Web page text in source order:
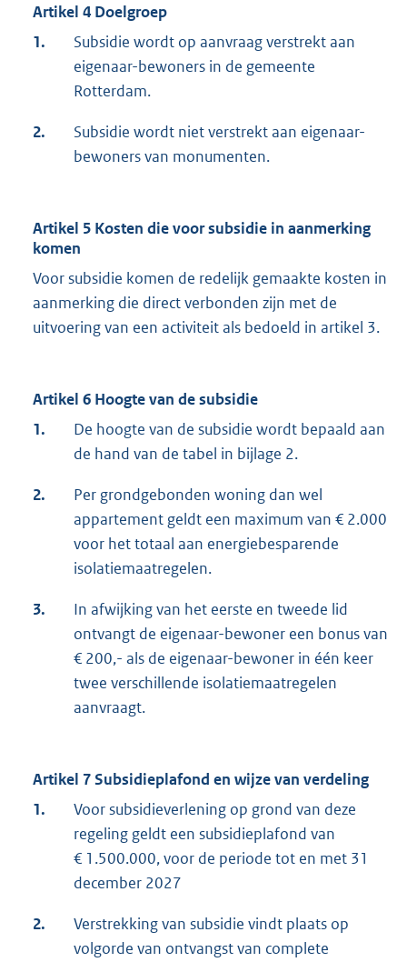
Artikel 4 Doelgroep
1.
Subsidie wordt op aanvraag verstrekt aan
eigenaar-bewoners in de gemeente
Rotterdam.
2.
Subsidie wordt niet verstrekt aan eigenaar-
bewoners van monumenten.
Artikel 5 Kosten die voor subsidie in aanmerking
komen
Voor subsidie komen de redelijk gemaakte kosten in
aanmerking die direct verbonden zijn met de
uitvoering van een activiteit als bedoeld in artikel 3.
Artikel 6 Hoogte van de subsidie
1.
De hoogte van de subsidie wordt bepaald aan
de hand van de tabel in bijlage 2.
2.
Per grondgebonden woning dan wel
appartement geldt een maximum van € 2.000
voor het totaal aan energiebesparende
isolatiemaatregelen.
3.
In afwijking van het eerste en tweede lid
ontvangt de eigenaar-bewoner een bonus van
€ 200,- als de eigenaar-bewoner in één keer
twee verschillende isolatiemaatregelen
aanvraagt.
Artikel 7 Subsidieplafond en wijze van verdeling
1.
Voor subsidieverlening op grond van deze
regeling geldt een subsidieplafond van
€ 1.500.000, voor de periode tot en met 31
december 2027
2.
Verstrekking van subsidie vindt plaats op
volgorde van ontvangst van complete